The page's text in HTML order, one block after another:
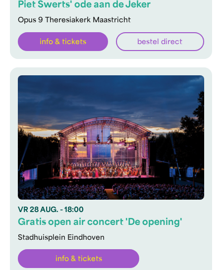
Opus 9 Theresiakerk Maastricht
Piet Swerts' ode aan de Jeker
info & tickets bestel direct
VR 28 AUG. - 18:00
Stadhuisplein Eindhoven
Gratis open air concert 'De opening'
info & tickets